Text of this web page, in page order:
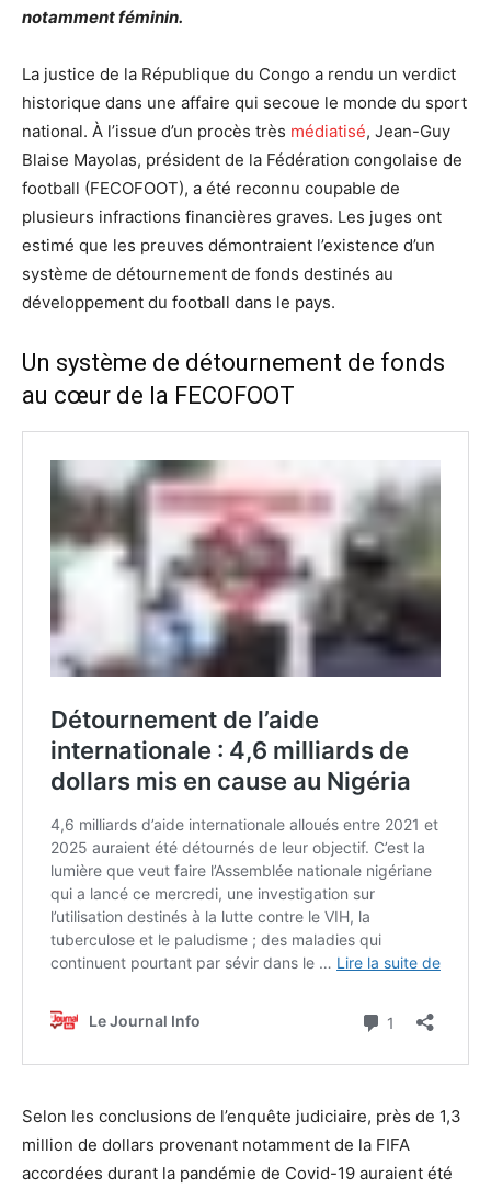
notamment féminin.
La justice de la République du Congo a rendu un verdict
historique dans une affaire qui secoue le monde du sport
national. À l’issue d’un procès très médiatisé, Jean-Guy
Blaise Mayolas, président de la Fédération congolaise de
football (FECOFOOT), a été reconnu coupable de
plusieurs infractions financières graves. Les juges ont
estimé que les preuves démontraient l’existence d’un
système de détournement de fonds destinés au
développement du football dans le pays.
Un système de détournement de fonds
au cœur de la FECOFOOT
Selon les conclusions de l’enquête judiciaire, près de 1,3
million de dollars provenant notamment de la FIFA
accordées durant la pandémie de Covid-19 auraient été